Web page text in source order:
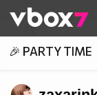
👾
🎉 PARTY TIME